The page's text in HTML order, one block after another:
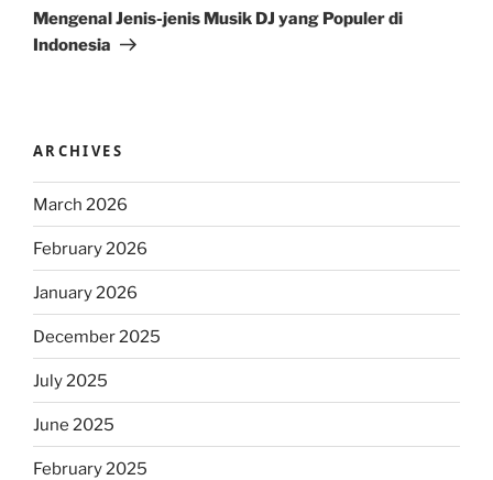
Post
Mengenal Jenis-jenis Musik DJ yang Populer di
Indonesia
ARCHIVES
March 2026
February 2026
January 2026
December 2025
July 2025
June 2025
February 2025